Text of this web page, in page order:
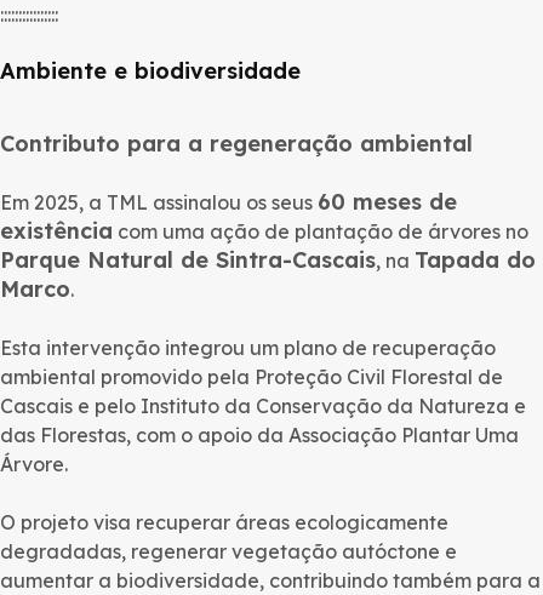
::::::::::::::::
Ambiente e biodiversidade
Contributo para a regeneração ambiental
Em 2025, a TML assinalou os seus 60 meses de
existência com uma ação de plantação de árvores no
Parque Natural de Sintra-Cascais, na Tapada do
Marco.
Esta intervenção integrou um plano de recuperação
ambiental promovido pela Proteção Civil Florestal de
Cascais e pelo Instituto da Conservação da Natureza e
das Florestas, com o apoio da Associação Plantar Uma
Árvore.
O projeto visa recuperar áreas ecologicamente
degradadas, regenerar vegetação autóctone e
aumentar a biodiversidade, contribuindo também para a